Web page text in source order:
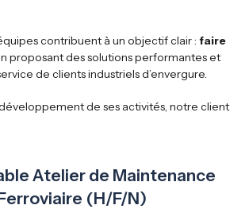
contribuent à un objectif clair : faire
proposant des solutions performantes et
de clients industriels d’envergure.
de ses activités, notre client
Atelier de Maintenance
(H/F/N)